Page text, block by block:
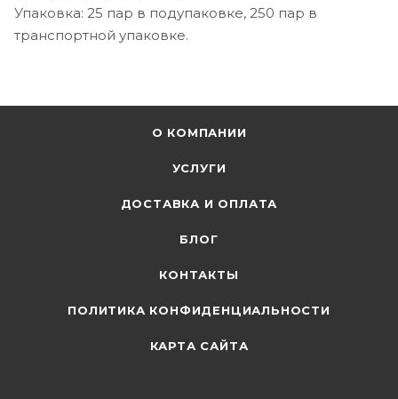
Упаковка: 25 пар в подупаковке, 250 пар в
транспортной упаковке.
О КОМПАНИИ
УСЛУГИ
ДОСТАВКА И ОПЛАТА
БЛОГ
КОНТАКТЫ
ПОЛИТИКА КОНФИДЕНЦИАЛЬНОСТИ
КАРТА САЙТА